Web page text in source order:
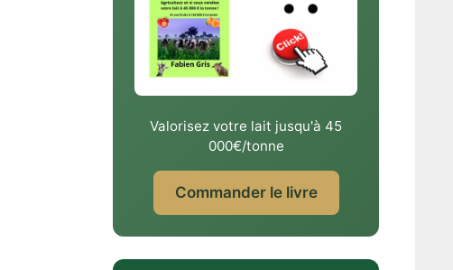
Valorisez votre lait jusqu'à 45
000€/tonne
Commander le livre